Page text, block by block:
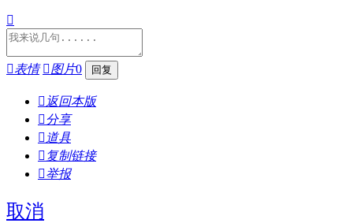

表情 图片0
 返回本版
分享
 道具
 复制链接
举报
取消